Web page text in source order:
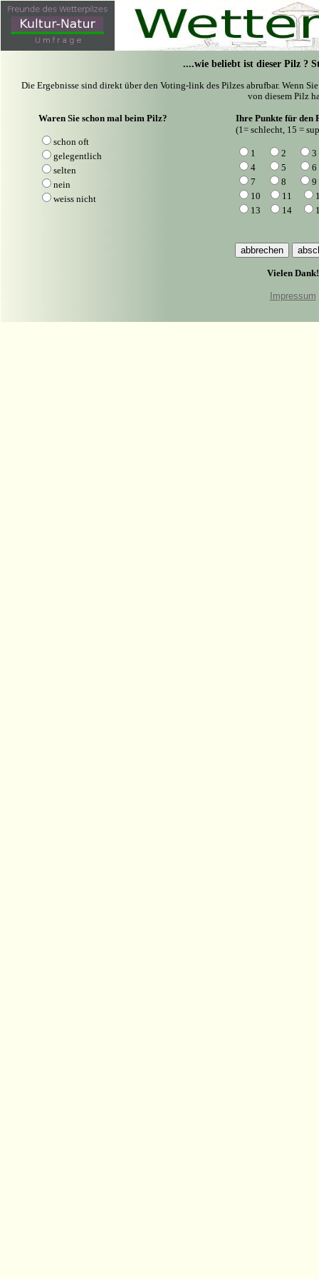
....wie beliebt ist dieser Pilz ?
Die Ergebnisse sind direkt über den Voting-link des Pilzes abrufbar. Wenn
von diesem Pilz
Waren Sie schon mal beim Pilz?
schon oft
gelegentlich
selten
nein
weiss nicht
Ihre Punkte für den
(1= schlecht, 15 =
1 2
3
4
5
6
7
8
9
10
11
13
14
Vielen Dank!
Impressum